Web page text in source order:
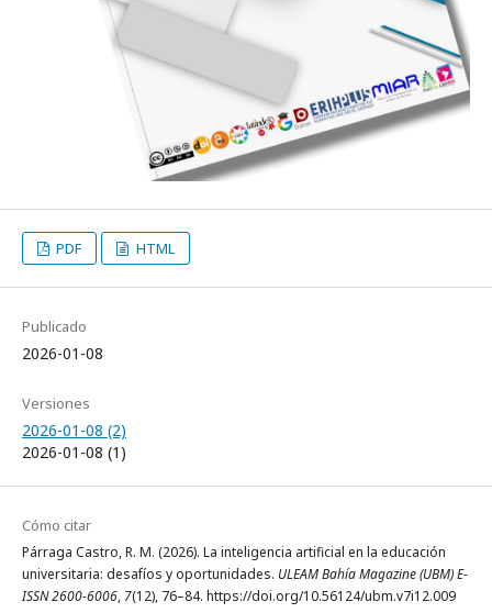
PDF HTML
Publicado
2026-01-08
Versiones
2026-01-08 (2)
2026-01-08 (1)
Cómo citar
Párraga Castro, R. M. (2026). La inteligencia artificial en la educación
universitaria: desafíos y oportunidades. ULEAM Bahía Magazine (UBM) E-
ISSN 2600-6006, 7(12), 76–84. https://doi.org/10.56124/ubm.v7i12.009